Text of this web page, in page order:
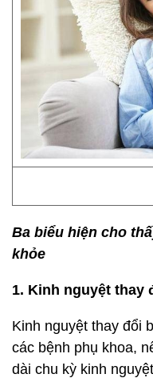
Ba biểu hiện cho
khỏe
1. Kinh nguyệt thay
Kinh nguyệt thay đổi
các bệnh phụ khoa,
dài chu kỳ kinh